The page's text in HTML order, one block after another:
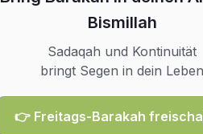
Bismillah
Sadaqah und Kontinuität
bringt Segen in dein Leben
👉 Freitags-Barakah